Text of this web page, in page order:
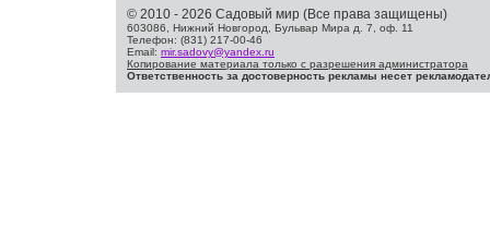
© 2010 - 2026 Садовый мир (Все права защищены)
603086, Нижний Новгород, Бульвар Мира д. 7, оф. 11
Телефон: (831) 217-00-46
Email: mir.sadovy@yandex.ru
Копирование материала только с разрешения администратора
Ответственность за достоверность рекламы несет